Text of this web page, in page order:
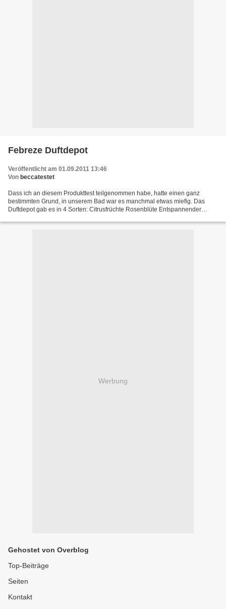
Febreze Duftdepot
Veröffentlicht am 01.09.2011 13:46
Von beccatestet
Dass ich an diesem Produkttest teilgenommen habe, hatte einen ganz
bestimmten Grund, in unserem Bad war es manchmal etwas miefig. Das
Duftdepot gab es in 4 Sorten: Citrusfrüchte Rosenblüte Entspannender
Werbung
Gehostet von Overblog
Top-Beiträge
Seiten
Kontakt